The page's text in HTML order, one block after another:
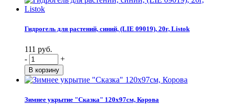
Гидрогель для растений, синий, (LIE 09019), 20г, Listok
111 руб.
-
+
Зимнее укрытие "Сказка" 120х97см, Корова